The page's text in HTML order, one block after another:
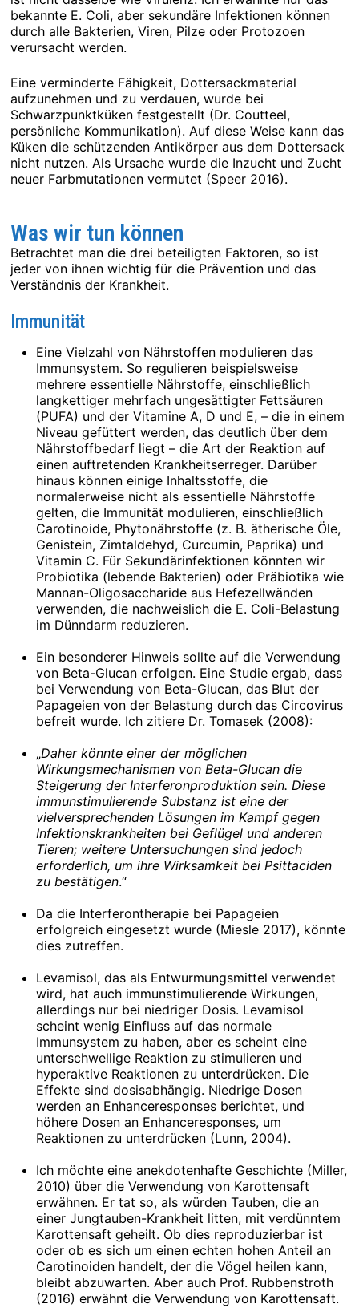
bekannte E. Coli, aber sekundäre Infektionen können
durch alle Bakterien, Viren, Pilze oder Protozoen
verursacht werden.
Eine verminderte Fähigkeit, Dottersackmaterial
aufzunehmen und zu verdauen, wurde bei
Schwarzpunktküken festgestellt (Dr. Coutteel,
persönliche Kommunikation). Auf diese Weise kann das
Küken die schützenden Antikörper aus dem Dottersack
nicht nutzen. Als Ursache wurde die Inzucht und Zucht
neuer Farbmutationen vermutet (Speer 2016).
Was wir tun können
Betrachtet man die drei beteiligten Faktoren, so ist
jeder von ihnen wichtig für die Prävention und das
Verständnis der Krankheit.
Immunität
Eine Vielzahl von Nährstoffen modulieren das
Immunsystem. So regulieren beispielsweise
mehrere essentielle Nährstoffe, einschließlich
langkettiger mehrfach ungesättigter Fettsäuren
(PUFA) und der Vitamine A, D und E, – die in einem
Niveau gefüttert werden, das deutlich über dem
Nährstoffbedarf liegt – die Art der Reaktion auf
einen auftretenden Krankheitserreger. Darüber
hinaus können einige Inhaltsstoffe, die
normalerweise nicht als essentielle Nährstoffe
gelten, die Immunität modulieren, einschließlich
Carotinoide, Phytonährstoffe (z. B. ätherische Öle,
Genistein, Zimtaldehyd, Curcumin, Paprika) und
Vitamin C. Für Sekundärinfektionen könnten wir
Probiotika (lebende Bakterien) oder Präbiotika wie
Mannan-Oligosaccharide aus Hefezellwänden
verwenden, die nachweislich die E. Coli-Belastung
im Dünndarm reduzieren.
Ein besonderer Hinweis sollte auf die Verwendung
von Beta-Glucan erfolgen. Eine Studie ergab, dass
bei Verwendung von Beta-Glucan, das Blut der
Papageien von der Belastung durch das Circovirus
befreit wurde. Ich zitiere Dr. Tomasek (2008):
„Daher könnte einer der möglichen
Wirkungsmechanismen von Beta-Glucan die
Steigerung der Interferonproduktion sein. Diese
immunstimulierende Substanz ist eine der
vielversprechenden Lösungen im Kampf gegen
Infektionskrankheiten bei Geflügel und anderen
Tieren; weitere Untersuchungen sind jedoch
erforderlich, um ihre Wirksamkeit bei Psittaciden
zu bestätigen.“
Da die Interferontherapie bei Papageien
erfolgreich eingesetzt wurde (Miesle 2017), könnte
dies zutreffen.
Levamisol, das als Entwurmungsmittel verwendet
wird, hat auch immunstimulierende Wirkungen,
allerdings nur bei niedriger Dosis. Levamisol
scheint wenig Einfluss auf das normale
Immunsystem zu haben, aber es scheint eine
unterschwellige Reaktion zu stimulieren und
hyperaktive Reaktionen zu unterdrücken. Die
Effekte sind dosisabhängig. Niedrige Dosen
werden an Enhanceresponses berichtet, und
höhere Dosen an Enhanceresponses, um
Reaktionen zu unterdrücken (Lunn, 2004).
Ich möchte eine anekdotenhafte Geschichte (Miller,
2010) über die Verwendung von Karottensaft
erwähnen. Er tat so, als würden Tauben, die an
einer Jungtauben-Krankheit litten, mit verdünntem
Karottensaft geheilt. Ob dies reproduzierbar ist
oder ob es sich um einen echten hohen Anteil an
Carotinoiden handelt, der die Vögel heilen kann,
bleibt abzuwarten. Aber auch Prof. Rubbenstroth
(2016) erwähnt die Verwendung von Karottensaft.